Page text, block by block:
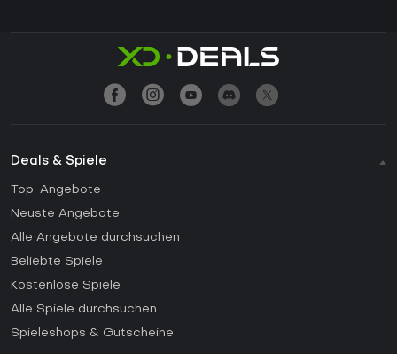
Deals & Spiele
Top-Angebote
Neuste Angebote
Alle Angebote durchsuchen
Beliebte Spiele
Kostenlose Spiele
Alle Spiele durchsuchen
Spieleshops & Gutscheine